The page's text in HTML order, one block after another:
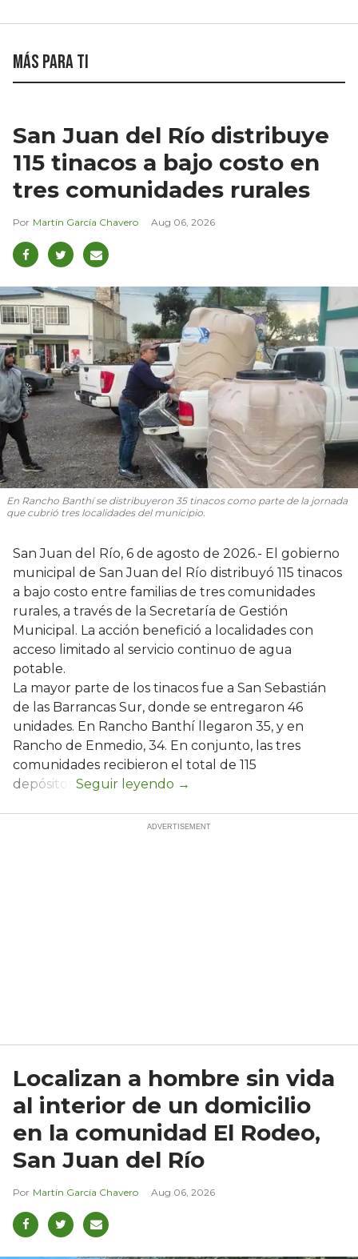
Más para ti
San Juan del Río distribuye
115 tinacos a bajo costo en
tres comunidades rurales
Martín García Chavero Aug 06, 2026
En Rancho Banthí se distribuyeron 35 tinacos como parte de la jornada
que cubrió tres localidades del municipio.
San Juan del Río, 6 de agosto de 2026.- El gobierno
municipal de San Juan del Río distribuyó 115 tinacos
a bajo costo entre familias de tres comunidades
rurales, a través de la Secretaría de Gestión
Municipal. La acción benefició a localidades con
acceso limitado al servicio continuo de agua
potable.
La mayor parte de los tinacos fue a San Sebastián
de las Barrancas Sur, donde se entregaron 46
unidades. En Rancho Banthí llegaron 35, y en
Rancho de Enmedio, 34. En conjunto, las tres
comunidades recibieron el total de 115
depósitos.
Localizan a hombre sin vida
al interior de un domicilio
en la comunidad El Rodeo,
San Juan del Río
Martín García Chavero Aug 06, 2026